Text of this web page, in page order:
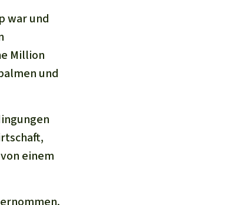
war und
Million
und
einem